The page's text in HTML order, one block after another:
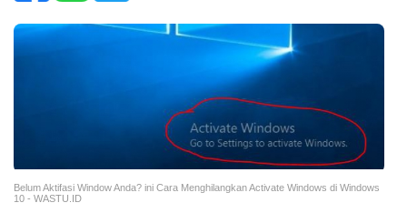
Belum Aktifasi Window Anda? ini Cara Menghilangkan Activate Windows di Windows
10 - WASTU.ID